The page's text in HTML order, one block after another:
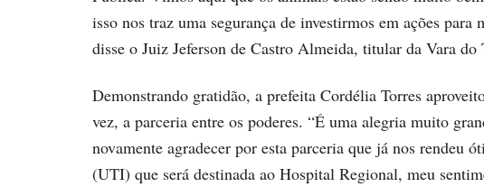
isso nos traz uma segurança de investirmos em ações
disse o Juiz Jeferson de Castro Almeida, titular da Vara do
Demonstrando gratidão, a prefeita Cordélia Torres
vez, a parceria entre os poderes. “É uma alegria muito
novamente agradecer por esta parceria que já nos rendeu
(UTI) que será destinada ao Hospital Regional, meu